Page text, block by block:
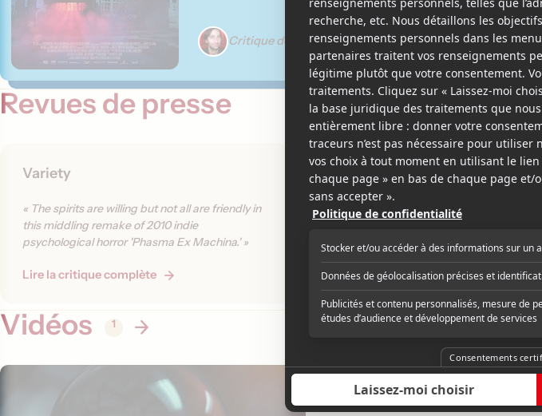
Critique de Martin Gignac
Revues de presse
Variety
« The spirits are willing but not all are friendly in
this middling remake of 2010 indie
psychological horror 'Phasma Ex Machina.' »
Lire la critique complète
The Hollywood Reporter
« Apart from some creepy-looking tendrils of
black smoke that accompany the story's early
to suggest that menace lurks ahead. »
Lire la critique complète
Vidéos 1